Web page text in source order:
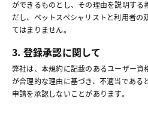
ができるものとし、その理由を説明する
だし、ペットスペシャリストと利用者の
てはまりません。
3. 登録承認に関して
弊社は、本規約に記載のあるユーザー
が合理的な理由に基づき、不適当である
申請を承認しないことがあります。